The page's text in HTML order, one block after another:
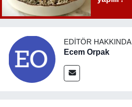
EDITÖR HAKKINDA
Ecem Orpak